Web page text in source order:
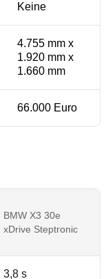
Keine
4.755 mm x
1.920 mm x
1.660 mm
66.000 Euro
BMW X3 30e
xDrive Steptronic
3,8 s